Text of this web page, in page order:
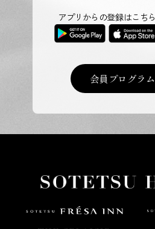
会員プログラム
アプリからの登録はこちら